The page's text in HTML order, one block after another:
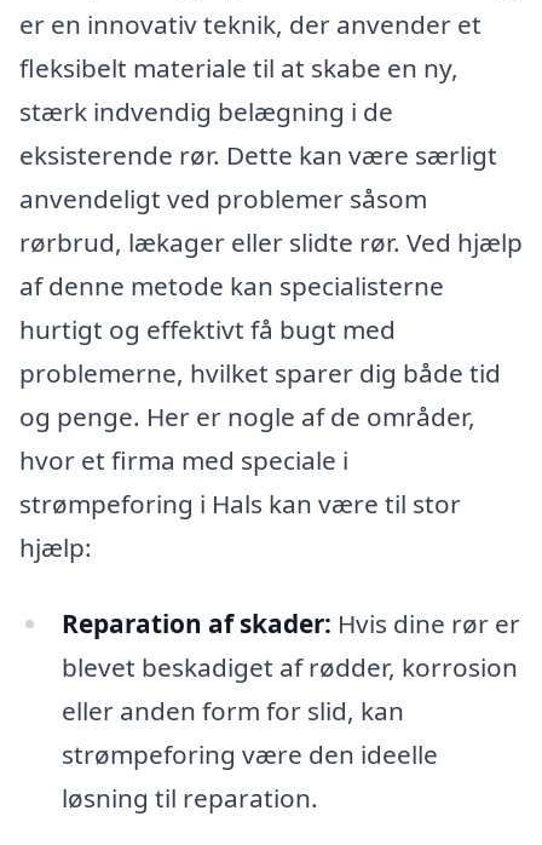
er en innovativ teknik, der anvender et
fleksibelt materiale til at skabe en ny,
stærk indvendig belægning i de
eksisterende rør. Dette kan være særligt
anvendeligt ved problemer såsom
rørbrud, lækager eller slidte rør. Ved hjælp
af denne metode kan specialisterne
hurtigt og effektivt få bugt med
problemerne, hvilket sparer dig både tid
og penge. Her er nogle af de områder,
hvor et firma med speciale i
strømpeforing i Hals kan være til stor
hjælp:
Reparation af skader: Hvis dine rør er
blevet beskadiget af rødder, korrosion
eller anden form for slid, kan
strømpeforing være den ideelle
løsning til reparation.